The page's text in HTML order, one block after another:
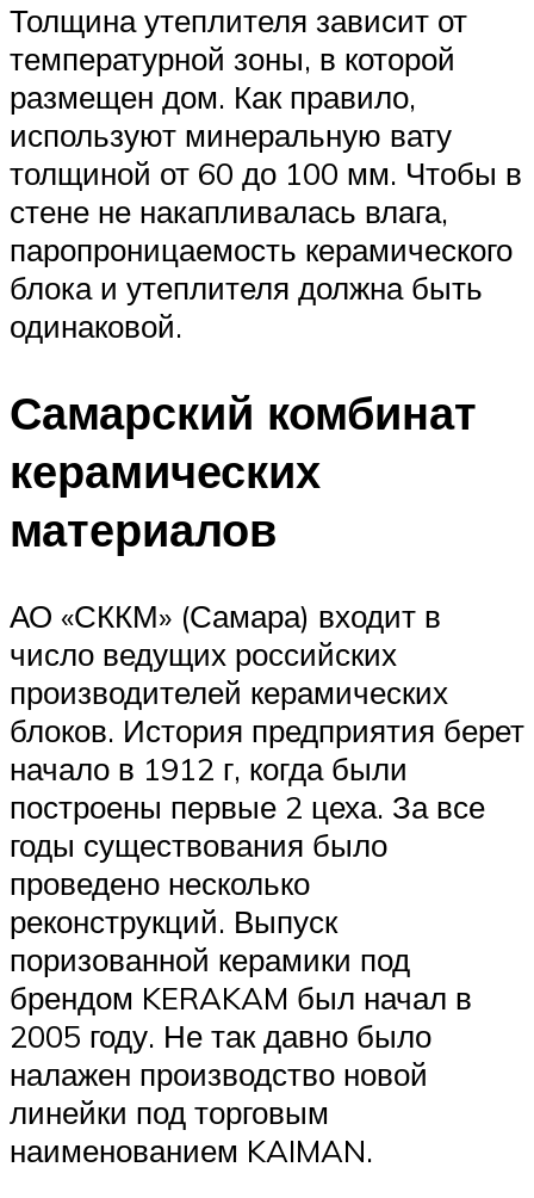
Толщина утеплителя зависит от
температурной зоны, в которой
размещен дом. Как правило,
используют минеральную вату
толщиной от 60 до 100 мм. Чтобы в
стене не накапливалась влага,
паропроницаемость керамического
блока и утеплителя должна быть
одинаковой.
Самарский комбинат
керамических
материалов
АО «СККМ» (Самара) входит в
число ведущих российских
производителей керамических
блоков. История предприятия берет
начало в 1912 г, когда были
построены первые 2 цеха. За все
годы существования было
проведено несколько
реконструкций. Выпуск
поризованной керамики под
брендом KERAKAM был начал в
2005 году. Не так давно было
налажен производство новой
линейки под торговым
наименованием KAIMAN.